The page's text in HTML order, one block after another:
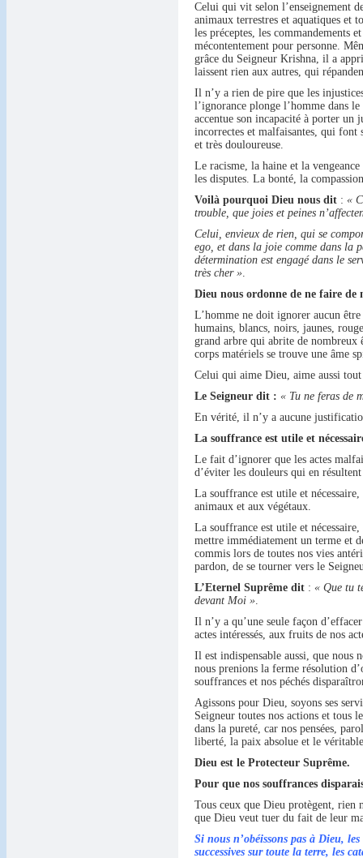
Celui qui vit selon l’enseignement
animaux terrestres et aquatiques et
les préceptes, les commandements
mécontentement pour personne.
grâce du Seigneur Krishna, il a
laissent rien aux autres, qui
Il n’y a rien de pire que les
l’ignorance plonge l’homme dans
accentue son incapacité à porter un
incorrectes et malfaisantes, qui
et très douloureuse.
Le racisme, la haine et la
les disputes. La bonté, la
Voilà pourquoi Dieu nous dit : «
trouble, que joies et peines
Celui, envieux de rien, qui se
ego, et dans la joie comme dans la
détermination est engagé dans le
très cher ».
Dieu nous ordonne de ne faire de
L’homme ne doit ignorer aucun être
humains, blancs, noirs, jaunes,
grand arbre qui abrite de nombreux
corps matériels se trouve une âme
Celui qui aime Dieu, aime aussi
Le Seigneur dit : « Tu ne feras de
En vérité, il n’y a aucune
La souffrance est utile et
Le fait d’ignorer que les actes
d’éviter les douleurs qui en
La souffrance est utile et
animaux et aux végétaux.
La souffrance est utile et
mettre immédiatement un terme et
commis lors de toutes nos vies
pardon, de se tourner vers le
L’Eternel Suprême dit : « Que tu
devant Moi ».
Il n’y a qu’une seule façon
actes intéressés, aux fruits de nos
Il est indispensable aussi, que nous
nous prenions la ferme résolution
souffrances et nos péchés
Agissons pour Dieu, soyons ses
Seigneur toutes nos actions et tous
dans la pureté, car nos pensées,
liberté, la paix absolue et le
Dieu est le Protecteur Suprême.
Pour que nos souffrances
Tous ceux que Dieu protègent, rien
que Dieu veut tuer du fait de leur
Si nous n’obéissons pas à Dieu,
successives sur toute la terre, les